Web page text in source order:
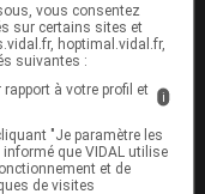
vous consentez
sur certains sites et
hoptimal.vidal.fr,
suivantes :
à votre profil et
i
"Je paramètre les
que VIDAL utilise
et de
de visites